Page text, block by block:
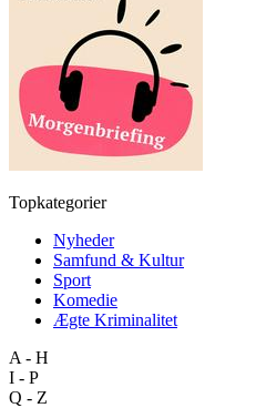
Topkategorier
Nyheder
Samfund & Kultur
Sport
Komedie
Ægte Kriminalitet
A - H
I - P
Q - Z